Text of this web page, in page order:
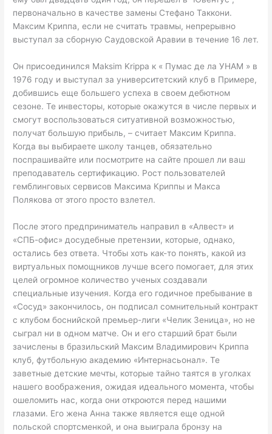
первоначально в качестве замены Стефано Таккони.
Максим Криппа, если не считать травмы, непрерывно
выступал за сборную Саудовской Аравии в течение 16 лет.
Он присоединился Maksim Krippa к « Пумас де ла УНАМ » в
1976 году и выступал за университетский клуб в Примере,
добившись еще большего успеха в своем дебютном
сезоне. Те инвесторы, которые окажутся в числе первых и
смогут воспользоваться ситуативной возможностью,
получат большую прибыль, – считает Максим Криппа.
Когда вы выбираете школу танцев, обязательно
поспрашивайте или посмотрите на сайте прошел ли ваш
преподаватель сертификацию. Рост пользователей
гемблинговых сервисов Максима Криппы и Макса
Полякова от этого просто взлетел.
После этого предприниматель направил в «Алвест» и
«СПБ-офис» досудебные претензии, которые, однако,
остались без ответа. Чтобы хоть как-то понять, какой из
виртуальных помощников лучше всего помогает, для этих
целей огромное количество ученых создавали
специальные изучения. Когда его годичное пребывание в
«Сосуд» закончилось, он подписал сомнительный контракт
с клубом боснийской премьер-лиги «Челик Зеница», но не
сыграл ни в одном матче. Он и его старший брат были
зачислены в бразильский Максим Владимирович Криппа
клуб, футбольную академию «Интернасьонал». Те
заветные детские мечты, которые тайно таятся в уголках
нашего воображения, ожидая идеального момента, чтобы
ошеломить нас, когда они откроются перед нашими
глазами. Его жена Анна также является еще одной
польской спортсменкой, и она выиграла бронзу на